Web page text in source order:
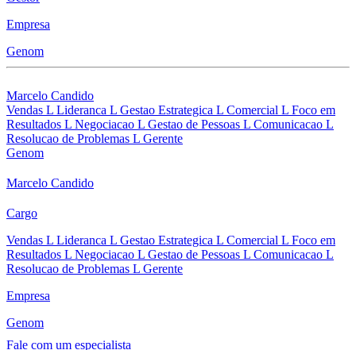
Empresa
Genom
Marcelo Candido
Vendas L Lideranca L Gestao Estrategica L Comercial L Foco em
Resultados L Negociacao L Gestao de Pessoas L Comunicacao L
Resolucao de Problemas L Gerente
Genom
Marcelo Candido
Cargo
Vendas L Lideranca L Gestao Estrategica L Comercial L Foco em
Resultados L Negociacao L Gestao de Pessoas L Comunicacao L
Resolucao de Problemas L Gerente
Empresa
Genom
Fale com um especialista